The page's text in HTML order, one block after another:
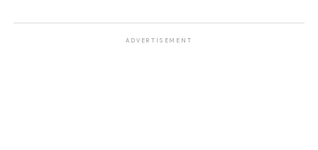
ADVERTISEMENT